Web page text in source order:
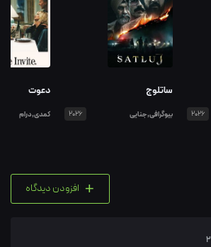
2026
ساتلوج
بیوگرافی,جنایی 2026
دعوت
کمدی,درام
+ افزودن دیدگاه